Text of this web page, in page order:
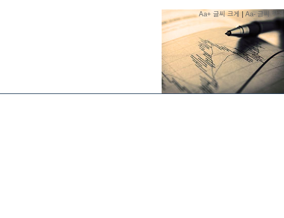
Aa+ 글씨 크게 Aa- 글씨 작게